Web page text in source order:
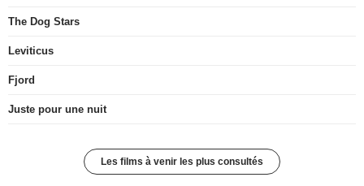
The Dog Stars
Leviticus
Fjord
Juste pour une nuit
Les films à venir les plus consultés